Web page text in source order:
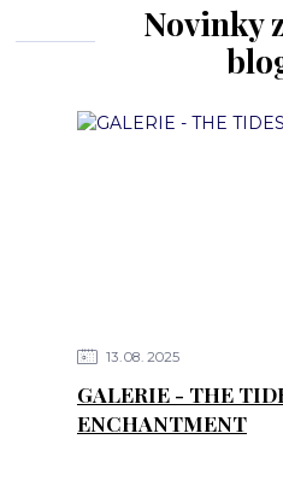
Novinky
13 08 2025
GALERIE - THE
ENCHANTMENT